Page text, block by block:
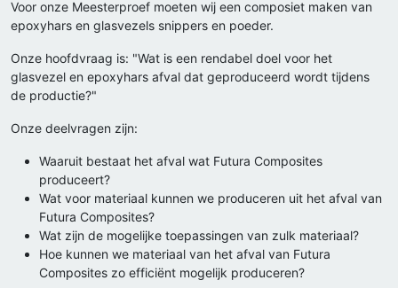
Voor onze Meesterproef moeten wij een composiet maken van
epoxyhars en glasvezels snippers en poeder.
Onze hoofdvraag is: "Wat is een rendabel doel voor het
glasvezel en epoxyhars afval dat geproduceerd wordt tijdens
de productie?"
Onze deelvragen zijn:
Waaruit bestaat het afval wat Futura Composites
produceert?
Wat voor materiaal kunnen we produceren uit het afval van
Futura Composites?
Wat zijn de mogelijke toepassingen van zulk materiaal?
Hoe kunnen we materiaal van het afval van Futura
Composites zo efficiënt mogelijk produceren?